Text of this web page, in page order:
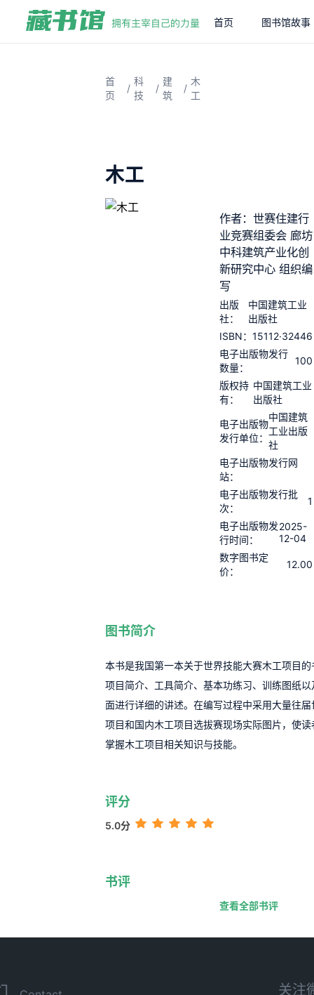
首页 图书馆故事
首
页
/
科
技
/
建
筑
/
木
工
木工
作者：世赛住建行
业竞赛组委会 廊坊
中科建筑产业化创
新研究中心 组织编
写
出版
社：
中国建筑工业
出版社
ISBN： 15112·32446
电子出版物发行
数量：
100
版权持
有：
中国建筑工业
出版社
电子出版物
发行单位：
中国建筑
工业出版
社
电子出版物发行网
站：
电子出版物发行批
次：
1
电子出版物发
行时间：
2025-
12-04
数字图书定
价：
12.00
图书简介
本书是我国第一本关于世界技能大赛木工项目
项目简介、工具简介、基本功练习、训练图纸
面进行详细的讲述。在编写过程中采用大量往
项目和国内木工项目选拔赛现场实际图片，使
掌握木工项目相关知识与技能。
评分
5.0分
书评
查看全部书评
关注